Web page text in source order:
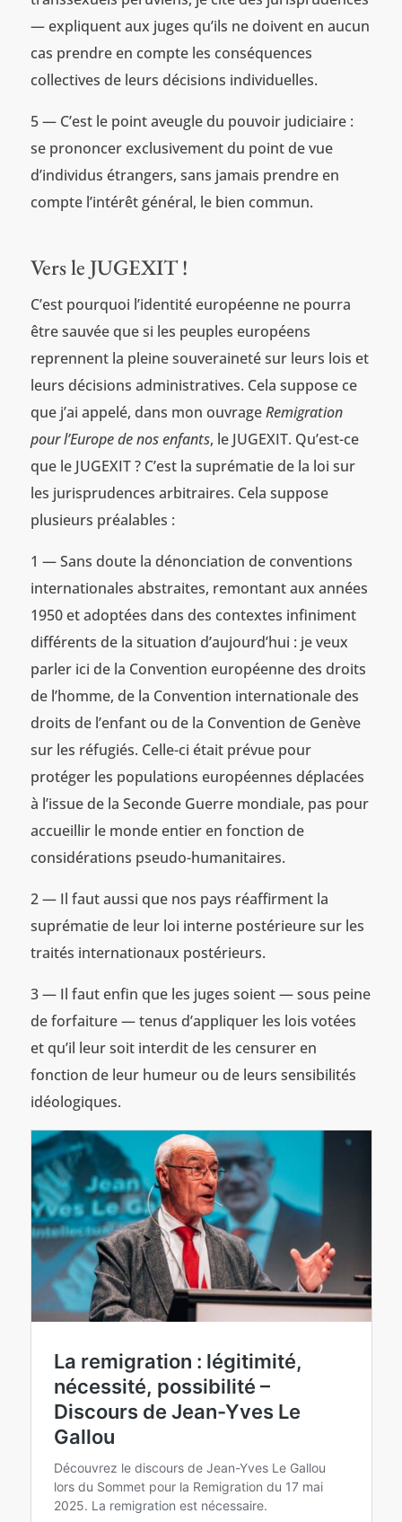
— expliquent aux juges qu’ils ne doivent en aucun
cas prendre en compte les conséquences
collectives de leurs décisions individuelles.
5 — C’est le point aveugle du pouvoir judiciaire :
se prononcer exclusivement du point de vue
d’individus étrangers, sans jamais prendre en
compte l’intérêt général, le bien commun.
Vers le JUGEXIT !
C’est pourquoi l’identité européenne ne pourra
être sauvée que si les peuples européens
reprennent la pleine souveraineté sur leurs lois et
leurs décisions administratives. Cela suppose ce
que j’ai appelé, dans mon ouvrageRemigration
pour l’Europe de nos enfants, le JUGEXIT. Qu’est-ce
que le JUGEXIT ? C’est la suprématie de la loi sur
les jurisprudences arbitraires. Cela suppose
plusieurs préalables :
1 — Sans doute la dénonciation de conventions
internationales abstraites, remontant aux années
1950 et adoptées dans des contextes infiniment
différents de la situation d’aujourd’hui : je veux
parler ici de la Convention européenne des droits
de l’homme, de la Convention internationale des
droits de l’enfant ou de la Convention de Genève
sur les réfugiés. Celle-ci était prévue pour
protéger les populations européennes déplacées
à l’issue de la Seconde Guerre mondiale, pas pour
accueillir le monde entier en fonction de
considérations pseudo-humanitaires.
2 — Il faut aussi que nos pays réaffirment la
suprématie de leur loi interne postérieure sur les
traités internationaux postérieurs.
3 — Il faut enfin que les juges soient — sous peine
de forfaiture — tenus d’appliquer les lois votées
et qu’il leur soit interdit de les censurer en
fonction de leur humeur ou de leurs sensibilités
idéologiques.